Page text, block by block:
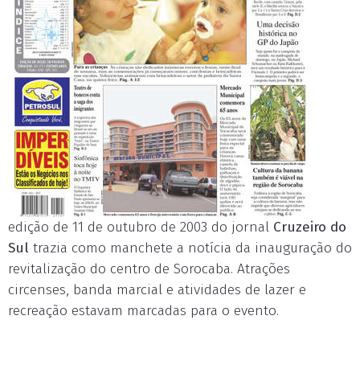
edição de 11 de outubro de 2003 do jornal Cruzeiro do
Sul trazia como manchete a notícia da inauguração do
revitalização do centro de Sorocaba. Atrações
circenses, banda marcial e atividades de lazer e
recreação estavam marcadas para o evento.